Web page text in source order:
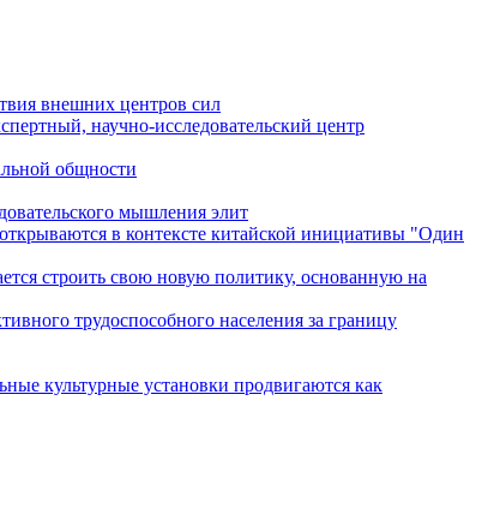
внешних центров сил
научно-исследовательский центр
общности
мышления элит
в контексте китайской инициативы "Один
строить свою новую политику, основанную на
трудоспособного населения за границу
культурные установки продвигаются как